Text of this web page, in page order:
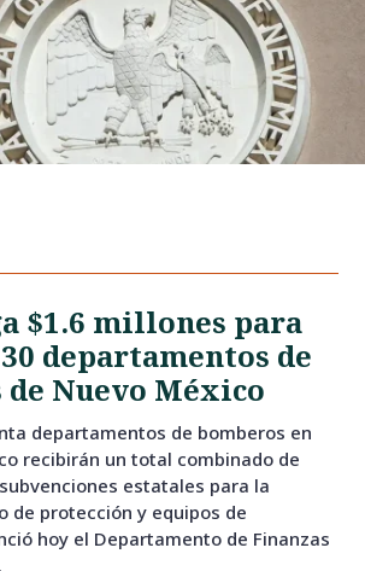
$1.6 millones para
departamentos de
Nuevo México
departamentos de bomberos en
recibirán un total combinado de
estatales para la
de protección y equipos de
hoy el Departamento de Finanzas